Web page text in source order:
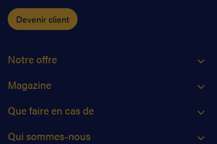
Devenir client
Notre offre
Magazine
Que faire en cas de
Qui sommes-nous